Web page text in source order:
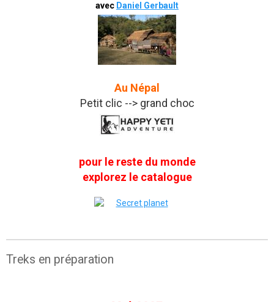
avec Daniel Gerbault
Au Népal
Petit clic --> grand choc
pour le reste du monde
explorez le catalogue
Treks en préparation